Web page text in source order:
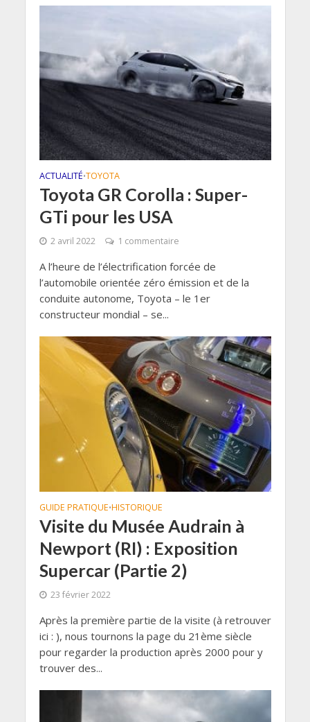
ACTUALITÉ•TOYOTA
Toyota GR Corolla : Super-
GTi pour les USA
2 avril 2022 1 commentaire
A l’heure de l’électrification forcée de
l’automobile orientée zéro émission et de la
conduite autonome, Toyota – le 1er
constructeur mondial – se...
GUIDE PRATIQUE•HISTORIQUE
Visite du Musée Audrain à
Newport (RI) : Exposition
Supercar (Partie 2)
23 février 2022
Après la première partie de la visite (à retrouver
ici : ), nous tournons la page du 21ème siècle
pour regarder la production après 2000 pour y
trouver des...